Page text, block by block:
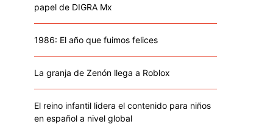
papel de DIGRA Mx
1986: El año que fuimos felices
La granja de Zenón llega a Roblox
El reino infantil lidera el contenido para niños
en español a nivel global